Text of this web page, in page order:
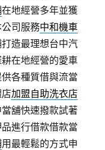
在地經營多年並獲
司服務中和機車
造最理想台中汽
在地經營的愛車
各種質借與流當
店加盟自助洗衣店
舖快速撥款試著
進行借款借款當
用最輕鬆的方式申